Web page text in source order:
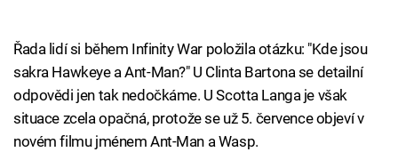
Řada lidí si během Infinity War položila otázku: "Kde jsou
sakra Hawkeye a Ant-Man?" U Clinta Bartona se detailní
odpovědi jen tak nedočkáme. U Scotta Langa je však
situace zcela opačná, protože se už 5. července objeví v
novém filmu jménem Ant-Man a Wasp.